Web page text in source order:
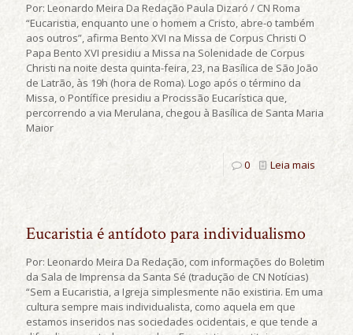
Por: Leonardo Meira Da Redação Paula Dizaró / CN Roma
“Eucaristia, enquanto une o homem a Cristo, abre-o também
aos outros”, afirma Bento XVI na Missa de Corpus Christi O
Papa Bento XVI presidiu a Missa na Solenidade de Corpus
Christi na noite desta quinta-feira, 23, na Basílica de São João
de Latrão, às 19h (hora de Roma). Logo após o término da
Missa, o Pontífice presidiu a Procissão Eucarística que,
percorrendo a via Merulana, chegou à Basílica de Santa Maria
Maior
0 Leia mais
Eucaristia é antídoto para individualismo
Por: Leonardo Meira Da Redação, com informações do Boletim
da Sala de Imprensa da Santa Sé (tradução de CN Notícias)
“Sem a Eucaristia, a Igreja simplesmente não existiria. Em uma
cultura sempre mais individualista, como aquela em que
estamos inseridos nas sociedades ocidentais, e que tende a